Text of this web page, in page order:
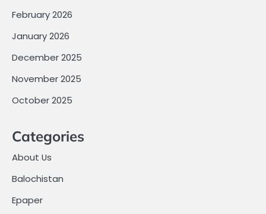
February 2026
January 2026
December 2025
November 2025
October 2025
Categories
About Us
Balochistan
Epaper